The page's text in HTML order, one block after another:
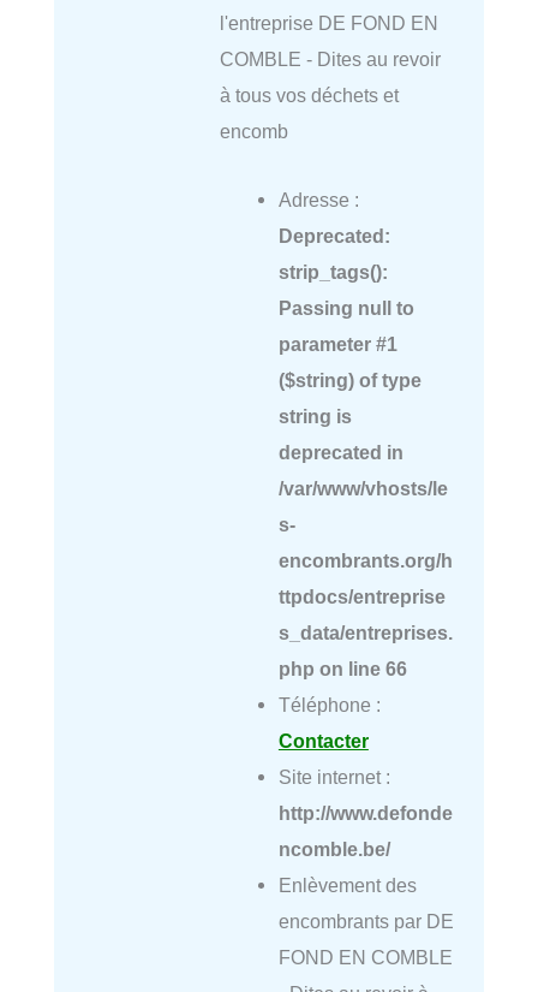
l'entreprise DE FOND EN
COMBLE - Dites au revoir
à tous vos déchets et
encomb
Adresse :
Deprecated:
strip_tags():
Passing null to
parameter #1
($string) of type
string is
deprecated in
/var/www/vhosts/le
s-
encombrants.org/h
ttpdocs/entreprise
s_data/entreprises.
php on line 66
Téléphone :
Contacter
Site internet :
http://www.defonde
ncomble.be/
Enlèvement des
encombrants par DE
FOND EN COMBLE